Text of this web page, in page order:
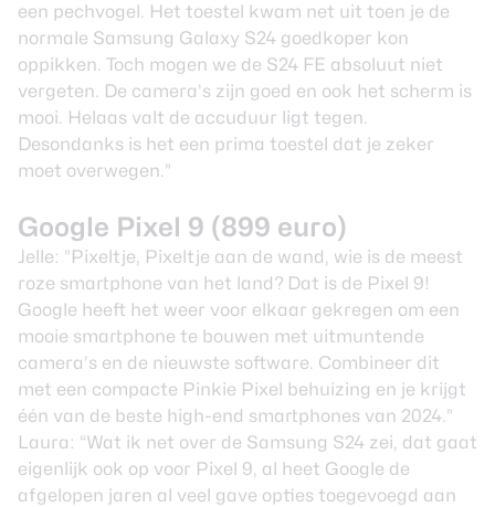
een pechvogel. Het toestel kwam net uit toen je de
normale Samsung Galaxy S24 goedkoper kon
oppikken. Toch mogen we de S24 FE absoluut niet
vergeten. De camera’s zijn goed en ook het scherm is
mooi. Helaas valt de accuduur ligt tegen.
Desondanks is het een prima toestel dat je zeker
moet overwegen.”
Google Pixel 9 (899 euro)
Jelle: ”Pixeltje, Pixeltje aan de wand, wie is de meest
roze smartphone van het land? Dat is de Pixel 9!
Google heeft het weer voor elkaar gekregen om een
mooie smartphone te bouwen met uitmuntende
camera’s en de nieuwste software. Combineer dit
met een compacte Pinkie Pixel behuizing en je krijgt
één van de beste high-end smartphones van 2024.”
Laura: “Wat ik net over de Samsung S24 zei, dat gaat
eigenlijk ook op voor Pixel 9, al heet Google de
afgelopen jaren al veel gave opties toegevoegd aan